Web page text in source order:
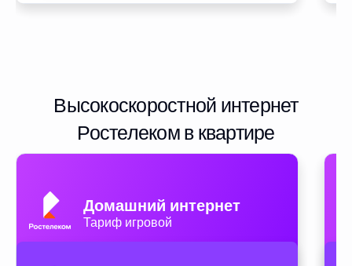
Высокоскоростной интернет
Ростелеком в квартире
Домашний интернет
Тариф игровой